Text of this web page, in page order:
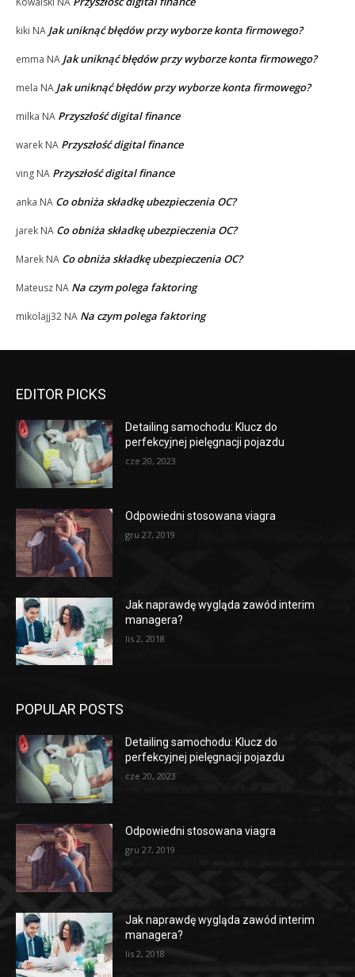
kiki NA Jak uniknąć błędów przy wyborze konta firmowego?
emma NA Jak uniknąć błędów przy wyborze konta firmowego?
mela NA Jak uniknąć błędów przy wyborze konta firmowego?
milka NA Przyszłość digital finance
warek NA Przyszłość digital finance
ving NA Przyszłość digital finance
anka NA Co obniża składkę ubezpieczenia OC?
jarek NA Co obniża składkę ubezpieczenia OC?
Marek NA Co obniża składkę ubezpieczenia OC?
Mateusz NA Na czym polega faktoring
mikolajj32 NA Na czym polega faktoring
EDITOR PICKS
Detailing samochodu: Klucz do
perfekcyjnej pielęgnacji pojazdu
cze 20, 2023
Odpowiedni stosowana viagra
gru 27, 2019
Jak naprawdę wygląda zawód interim
managera?
lis 2, 2018
POPULAR POSTS
Detailing samochodu: Klucz do
perfekcyjnej pielęgnacji pojazdu
cze 20, 2023
Odpowiedni stosowana viagra
gru 27, 2019
Jak naprawdę wygląda zawód interim
managera?
lis 2, 2018